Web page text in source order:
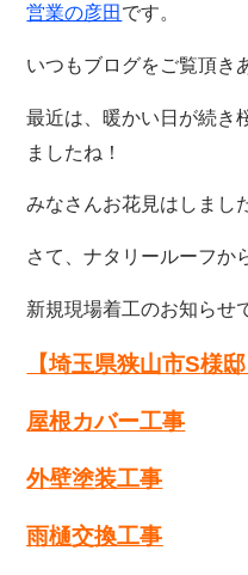
営業の彦田 です。
いつもブログをご覧頂き
最近は、暖かい日が続き
ましたね！
みなさんお花見はしまし
さて、ナタリールーフか
新規現場着工のお知らせ
【埼玉県狭山市S様邸
屋根カバー工事
外壁塗装工事
雨樋交換工事